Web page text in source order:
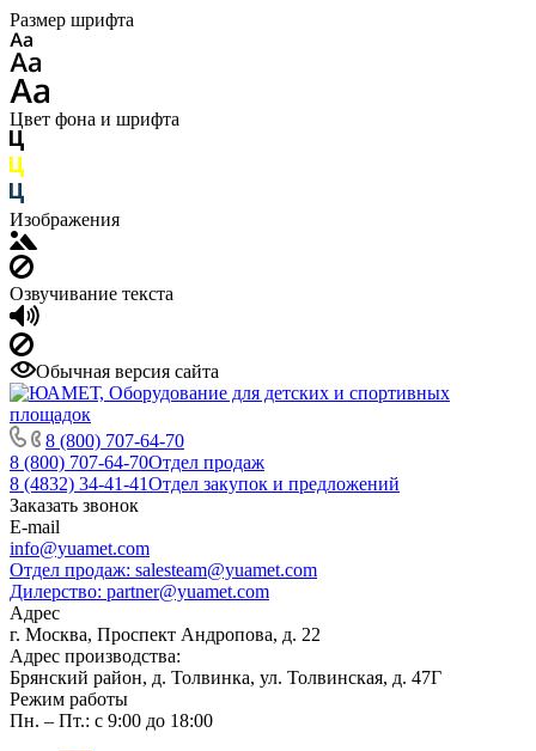
Размер шрифта
Цвет фона и шрифта
Изображения
Озвучивание текста
Обычная версия сайта
8 (800) 707-64-70
8 (800) 707-64-70Отдел продаж
8 (4832) 34-41-41Отдел закупок и предложений
Заказать звонок
E-mail
info@yuamet.com
Отдел продаж: salesteam@yuamet.com
Дилерство: partner@yuamet.com
Адрес
г. Москва, Проспект Андропова, д. 22
Адрес производства:
Брянский район, д. Толвинка, ул. Толвинская, д. 47Г
Режим работы
Пн. – Пт.: с 9:00 до 18:00